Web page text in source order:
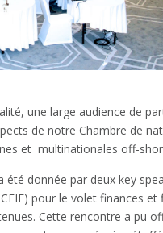
une large audience de
de notre Chambre de
et multinationales off-
été donnée par deux key
pour le volet finances
Cette rencontre a pu